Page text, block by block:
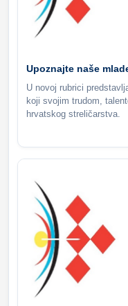
Upoznajte naše
U novoj rubrici
koji svojim trudom,
hrvatskog streličarstva.